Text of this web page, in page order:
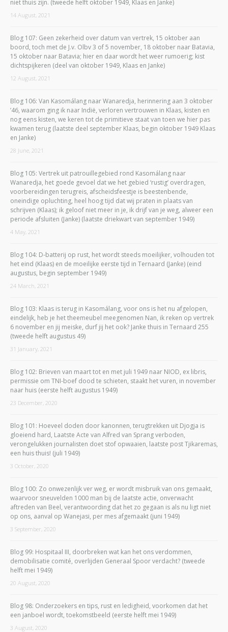
niet thuis zijn. (tweede helft oktober 1949, Klaas en Janke)
14 August, 2021
Blog 107: Geen zekerheid over datum van vertrek, 15 oktober aan
boord, toch met de J.v. Olbv 3 of 5 november, 18 oktober naar Batavia,
15 oktober naar Batavia; hier en daar wordt het weer rumoerig; kist
dichtspijkeren (deel van oktober 1949, Klaas en Janke)
12 August, 2021
Blog 106: Van Kasomálang naar Wanaredja, herinnering aan 3 oktober
’46, waarom ging ik naar Indië, verloren vertrouwen in Klaas, kisten en
nog eens kisten, we keren tot de primitieve staat van toen we hier pas
kwamen terug (laatste deel september Klaas, begin oktober 1949 Klaas
en Janke)
28 June, 2021
Blog 105: Vertrek uit patrouillegebied rond Kasomálang naar
Wanaredja, het goede gevoel dat we het gebied ‘rustig’ overdragen,
voorbereidingen terugreis, afscheidsfeestje is beestenbende,
oneindige opluchting, heel hoog tijd dat wij praten in plaats van
schrijven (Klaas); ik geloof niet meer in je, ik drijf van je weg, alweer een
periode afsluiten (Janke) (laatste driekwart van september 1949)
4 May, 2021
Blog 104: D-batterij op rust, het wordt steeds moeilijker, volhouden tot
het eind (Klaas) en de moeilijke eerste tijd in Ternaard (Janke) (eind
augustus, begin september 1949)
24 March, 2021
Blog 103: Klaas is terug in Kasomálang, voor ons is het nu afgelopen,
eindelijk, heb je het theemeubel meegenomen Nan, ik reken op vertrek
6 november en jij meiske, durf jij het ook? Janke thuis in Ternaard 255
(tweede helft augustus 49)
31 January, 2021
Blog 102: Brieven van maart tot en met juli 1949 naar NIOD, ex libris,
permissie om TNI-boef dood te schieten, staakt het vuren, in november
naar huis (eerste helft augustus 1949)
23 December, 2020
Blog 101: Hoeveel doden door kanonnen, terugtrekken uit Djogja is
gloeiend hard, Laatste Acte van Alfred van Sprang verboden,
verongelukken journalisten doet stof opwaaien, laatste post Tjikaremas,
een huis thuis! (juli 1949)
3 October, 2020
Blog 100: Zo onwezenlijk ver weg, er wordt misbruik van ons gemaakt,
waarvoor sneuvelden 1000 man bij de laatste actie, onverwacht
aftreden van Beel, verantwoording dat het zo gegaan is als nu ligt niet
op ons, aanval op Wanejasi, per mes afgemaakt (juni 1949)
3 September, 2020
Blog 99: Hospitaal III, doorbreken wat kan het ons verdommen,
demobilisatie comité, overlijden Generaal Spoor verdacht? (tweede
helft mei 1949)
20 August, 2020
Blog 98: Onderzoekers en tips, rust en ledigheid, voorkomen dat het
een janboel wordt, toekomstbeeld (eerste helft mei 1949)
3 August, 2020